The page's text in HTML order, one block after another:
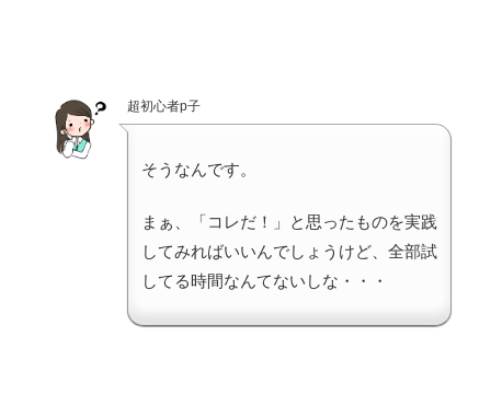
超初心者p子
そうなんです。
まぁ、「コレだ！」と思ったものを実践
してみればいいんでしょうけど、全部試
してる時間なんてないしな・・・